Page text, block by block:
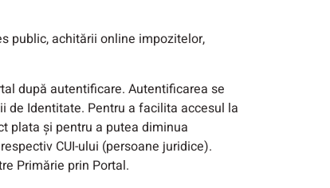
public, achitării online impozitelor,
după autentificare. Autentificarea se
de Identitate. Pentru a facilita accesul la
plata și pentru a putea diminua
CUI-ului (persoane juridice).
Primărie prin Portal.